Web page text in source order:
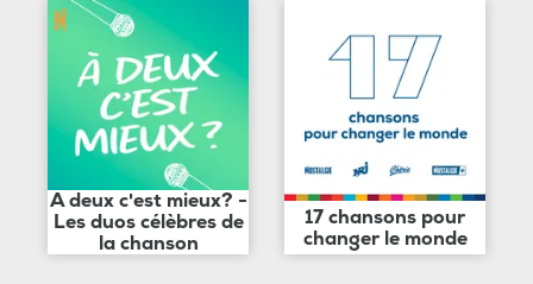
A deux c'est mieux? -
Les duos célèbres de
la chanson
17 chansons pour
changer le monde